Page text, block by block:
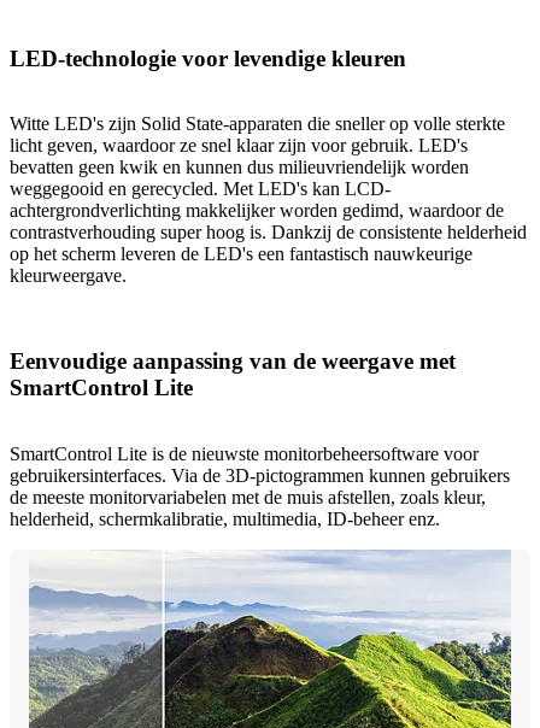
LED-technologie voor levendige kleuren
Witte LED's zijn Solid State-apparaten die sneller op volle sterkte
licht geven, waardoor ze snel klaar zijn voor gebruik. LED's
bevatten geen kwik en kunnen dus milieuvriendelijk worden
weggegooid en gerecycled. Met LED's kan LCD-
achtergrondverlichting makkelijker worden gedimd, waardoor de
contrastverhouding super hoog is. Dankzij de consistente helderheid
op het scherm leveren de LED's een fantastisch nauwkeurige
kleurweergave.
Eenvoudige aanpassing van de weergave met
SmartControl Lite
SmartControl Lite is de nieuwste monitorbeheersoftware voor
gebruikersinterfaces. Via de 3D-pictogrammen kunnen gebruikers
de meeste monitorvariabelen met de muis afstellen, zoals kleur,
helderheid, schermkalibratie, multimedia, ID-beheer enz.